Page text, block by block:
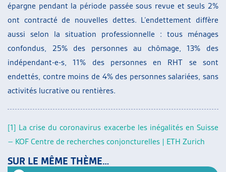
épargne pendant la période passée sous revue et seuls 2%
ont contracté de nouvelles dettes. L’endettement diffère
aussi selon la situation professionnelle : tous ménages
confondus, 25% des personnes au chômage, 13% des
indépendant-e-s, 11% des personnes en RHT se sont
endettés, contre moins de 4% des personnes salariées, sans
activités lucrative ou rentières.
[1] La crise du coronavirus exacerbe les inégalités en Suisse
– KOF Centre de recherches conjoncturelles | ETH Zurich
SUR LE MÊME THÈME…